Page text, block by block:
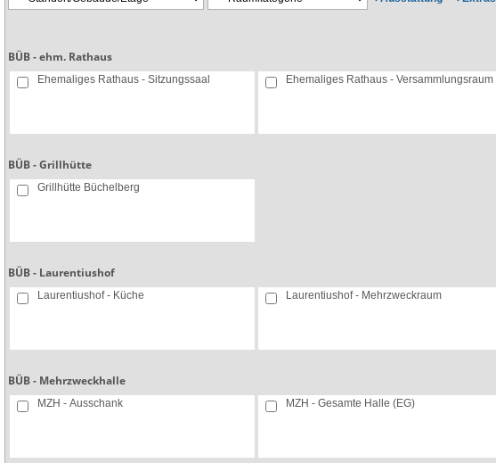
BÜB - ehm. Rathaus
Ehemaliges Rathaus - Sitzungssaal Ehemaliges Rathaus - Versammlungsraum
BÜB - Grillhütte
Grillhütte Büchelberg
BÜB - Laurentiushof
Laurentiushof - Küche Laurentiushof - Mehrzweckraum
BÜB - Mehrzweckhalle
MZH - Ausschank MZH - Gesamte Halle (EG)